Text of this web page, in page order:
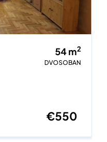
54m2
DVOSOBAN
€550